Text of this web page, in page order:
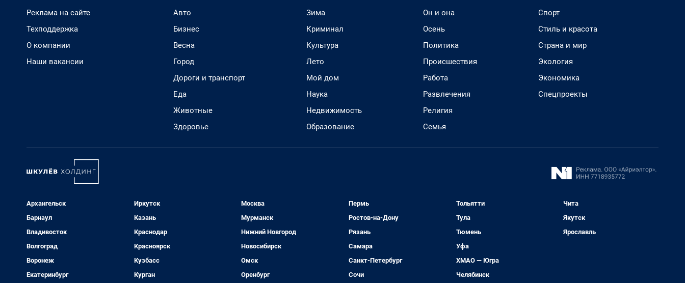
Реклама на сайте
Техподдержка
О компании
Наши вакансии
Авто
Бизнес
Весна
Город
Дороги и транспорт
Еда
Животные
Здоровье
Зима
Криминал
Культура
Лето
Мой дом
Наука
Недвижимость
Образование
Он и она
Осень
Политика
Происшествия
Работа
Развлечения
Религия
Семья
Спорт
Стиль и красота
Страна и мир
Экология
Экономика
Спецпроекты
Архангельск
Барнаул
Владивосток
Волгоград
Воронеж
Екатеринбург
Иркутск
Казань
Краснодар
Красноярск
Кузбасс
Курган
Москва
Мурманск
Нижний Новгород
Новосибирск
Омск
Оренбург
Пермь
Ростов-на-Дону
Рязань
Самара
Санкт-Петербург
Сочи
Тольятти
Тула
Тюмень
Уфа
ХМАО — Югра
Челябинск
Чита
Якутск
Ярославль